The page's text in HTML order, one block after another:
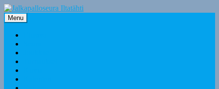
Skip
to
content
Menu